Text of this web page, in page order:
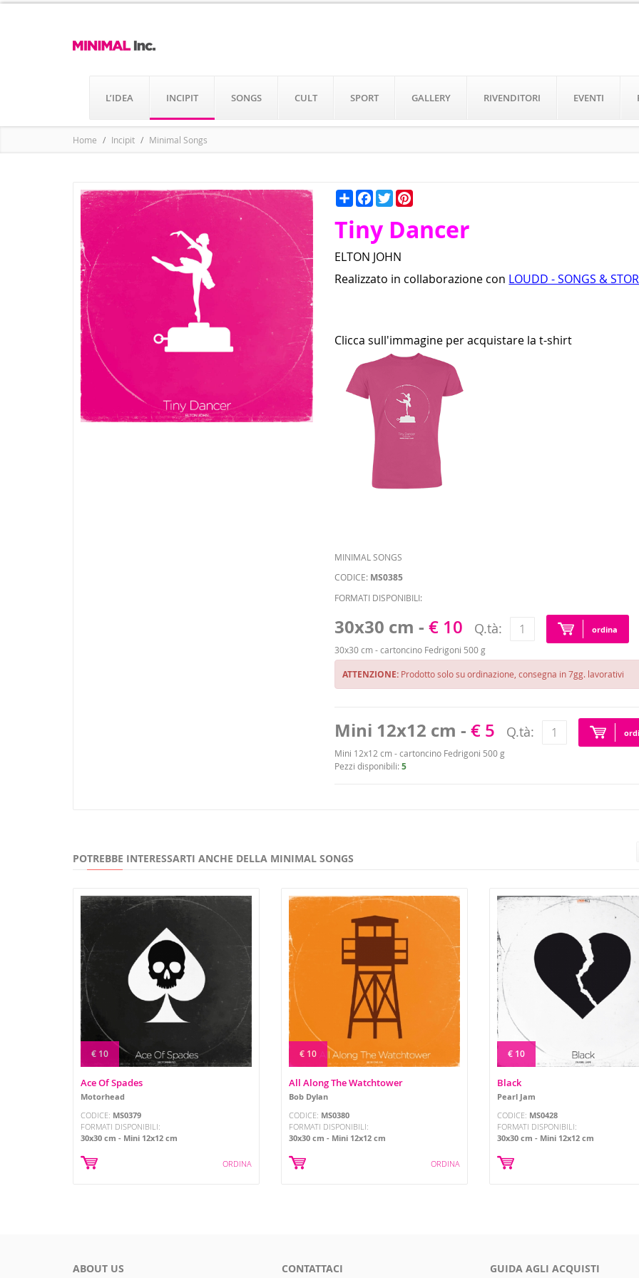
L’IDEA INCIPIT SONGS CULT SPORT GALLERY RIVENDITORI EVENTI
Home Incipit Minimal Songs
CondividiFacebook
Twitter
Tiny Dancer
ELTON JOHN
Realizzato in collaborazione con LOUDD - SONGS &
Clicca sull'immagine per acquistare la t-shirt
MINIMAL SONGS
CODICE: MS0385
FORMATI DISPONIBILI:
30x30 cm -€ 10 Q.tà: ordina
30x30 cm - cartoncino Fedrigoni 500 g
ATTENZIONE: Prodotto solo su ordinazione, consegna in 7gg. lavorativi
Mini 12x12 cm -€ 5 Q.tà:
Mini 12x12 cm - cartoncino Fedrigoni 500 g
Pezzi disponibili:5
POTREBBE INTERESSARTI ANCHE DELLA MINIMAL SONGS
€ 10
Ace Of Spades
Motorhead
CODICE: MS0379
FORMATI DISPONIBILI:
30x30 cm
Mini 12x12 cm
ORDINA
€ 10
All Along The Watchtower
Bob Dylan
CODICE: MS0380
FORMATI DISPONIBILI:
30x30 cm
Mini 12x12 cm
ORDINA
€ 10
Black
Pearl Jam
CODICE: MS0428
FORMATI DISPONIBILI:
30x30 cm
Mini 12x12 cm
ABOUT US CONTATTACI GUIDA AGLI ACQUISTI